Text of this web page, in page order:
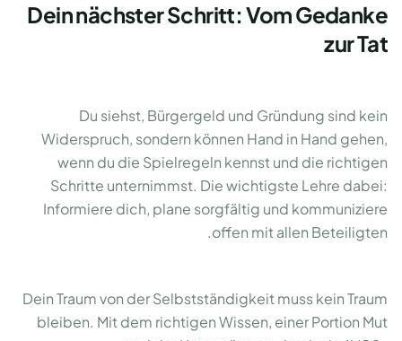
Dein nächster Schritt: Vom Gedanke
zur Tat
Du siehst, Bürgergeld und Gründung sind kein
Widerspruch, sondern können Hand in Hand gehen,
wenn du die Spielregeln kennst und die richtigen
Schritte unternimmst. Die wichtigste Lehre dabei:
Informiere dich, plane sorgfältig und kommuniziere
offen mit allen Beteiligten.
Dein Traum von der Selbstständigkeit muss kein Traum
bleiben. Mit dem richtigen Wissen, einer Portion Mut